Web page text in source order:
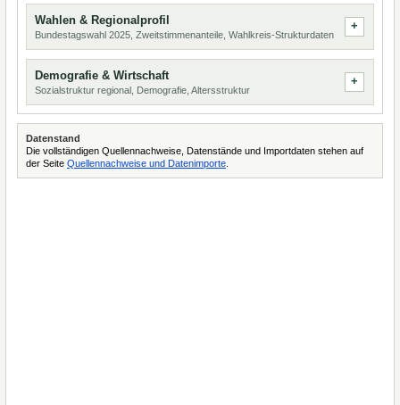
Wahlen & Regionalprofil
Bundestagswahl 2025, Zweitstimmenanteile, Wahlkreis-Strukturdaten
Demografie & Wirtschaft
Sozialstruktur regional, Demografie, Altersstruktur
Datenstand
Die vollständigen Quellennachweise, Datenstände und Importdaten stehen auf
der Seite Quellennachweise und Datenimporte